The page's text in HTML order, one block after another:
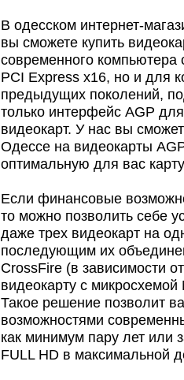
В одесском интернет-
вы сможете купить
современного компьютера
PCI Express x16, но и для
предыдущих поколений,
только интерфейс AGP
видеокарт. У нас вы
Одессе на видеокарты
оптимальную для вас
Если финансовые
то можно позволить себе
даже трех видеокарт на
последующим их
CrossFire (в зависимости
видеокарту с
Такое решение позволит
возможностями
как минимум пару лет или
FULL HD в максимальной